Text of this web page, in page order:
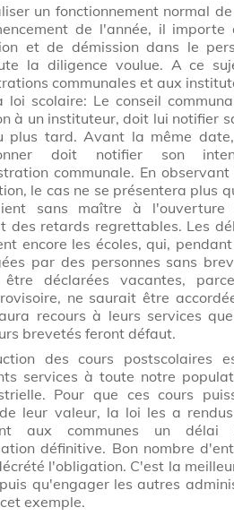
un fonctionnement normal
de l'année, il importe
et de démission dans le
la diligence voulue. A ce
communales et aux
loi scolaire: Le conseil
à un instituteur, doit lui notifier
tard. Avant la même
doit notifier son
communale. En
le cas ne se présentera plus
sans maître à
des retards regrettables. Les
encore les écoles, qui,
par des personnes sans
déclarées vacantes,
ne saurait être
recours à leurs services
brevetés feront défaut.
des cours postscolaires
services à toute notre
Pour que ces cours
leur valeur, la loi les a
aux communes un
définitive. Bon nombre
l'obligation. C'est la
qu'engager les autres
exemple.